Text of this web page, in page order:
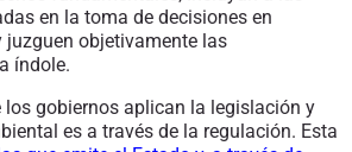
en la toma de decisiones en
juzguen objetivamente las
índole.
los gobiernos aplican la legislación y
es a través de la regulación. Esta